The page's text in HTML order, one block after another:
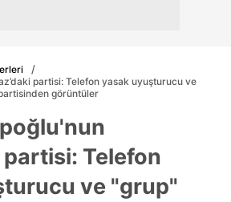
partisi: Telefon yasak uyuşturucu ve
görüntüler
partisi: Telefon
ve "grup"